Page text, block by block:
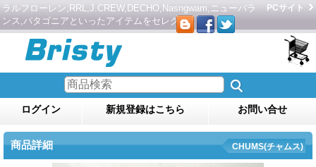
ラルフローレン,RRL,J.CREW,DECHO,Nasngwam,ニューバラ
ンス,パタゴニアといったアイテムをセレクト。
PCサイト
ログイン 新規登録はこちら お問い合せ
商品詳細 CHUMS(チャムス)